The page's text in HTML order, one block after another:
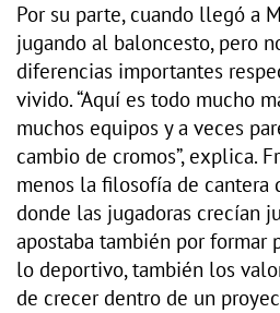
Por su parte, cuando llegó a
jugando al baloncesto, pero
diferencias importantes
vivido. “Aquí es todo mucho
muchos equipos y a veces
cambio de cromos”, explica.
menos la filosofía de cantera
donde las jugadoras crecían
apostaba también por formar
lo deportivo, también los
de crecer dentro de un